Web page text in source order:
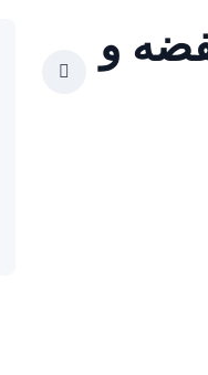
و